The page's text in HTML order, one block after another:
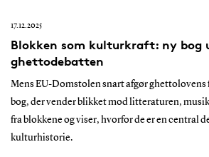
17.12.2025
Blokken som kulturkraft: ny bog
ghettodebatten
Mens EU-Domstolen snart afgør
bog, der vender blikket mod litteraturen,
fra blokkene og viser, hvorfor de er en central
kulturhistorie.